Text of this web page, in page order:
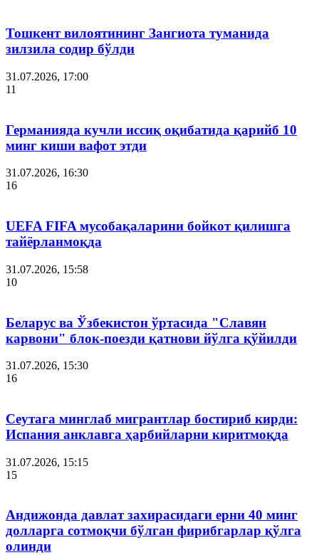
Тошкент вилоятининг Зангиота туманида
зилзила содир бўлди
31.07.2026, 17:00
11
Германияда кучли иссиқ оқибатида қарийб 10
минг киши вафот этди
31.07.2026, 16:30
16
UEFA FIFA мусобақаларини бойкот қилишга
тайёрланмоқда
31.07.2026, 15:58
10
Беларус ва Ўзбекистон ўртасида "Славян
карвони" блок-поезди қатнови йўлга қўйилди
31.07.2026, 15:30
16
Сеутага минглаб мигрантлар бостириб кирди:
Испания анклавга ҳарбийларни киритмоқда
31.07.2026, 15:15
15
Андижонда давлат захирасидаги ерни 40 минг
долларга сотмоқчи бўлган фирибгарлар қўлга
олинди